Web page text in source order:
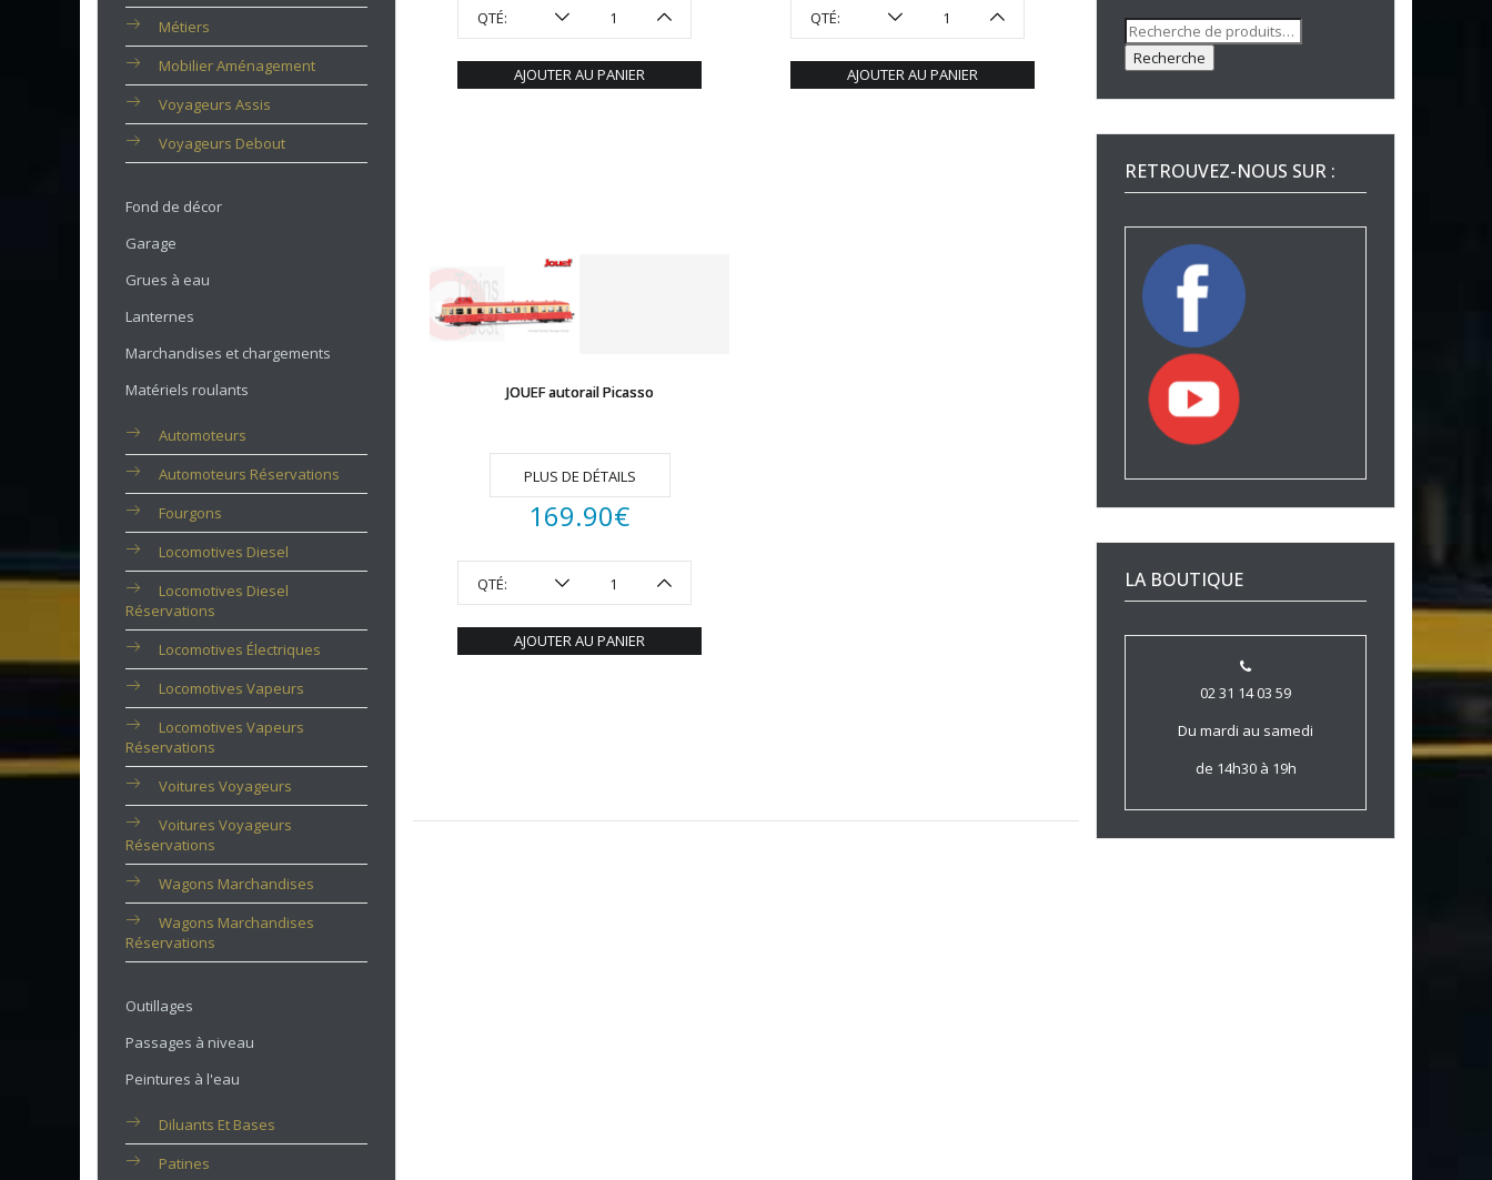
Métiers
Mobilier Aménagement
Voyageurs Assis
Voyageurs Debout
Fond de décor
Garage
Grues à eau
Lanternes
Marchandises et chargements
Matériels roulants
Automoteurs
Automoteurs Réservations
Fourgons
Locomotives Diesel
Locomotives Diesel
Réservations
Locomotives Électriques
Locomotives Vapeurs
Locomotives Vapeurs
Réservations
Voitures Voyageurs
Voitures Voyageurs
Réservations
Wagons Marchandises
Wagons Marchandises
Réservations
Outillages
Passages à niveau
Peintures à l'eau
Diluants Et Bases
Patines
QTÉ:
AJOUTER AU PANIER
QTÉ:
AJOUTER AU PANIER
JOUEF autorail Picasso
PLUS DE DÉTAILS
169.90€
QTÉ:
AJOUTER AU PANIER
Recherche
pour :
Recherche
RETROUVEZ-NOUS SUR :
LA BOUTIQUE
02 31 14 03 59
Du mardi au samedi
de 14h30 à 19h